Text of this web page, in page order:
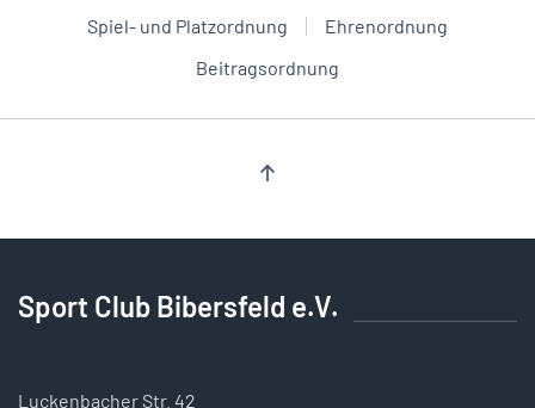
Spiel- und Platzordnung
Ehrenordnung
Beitragsordnung
Sport Club Bibersfeld e.V.
Luckenbacher Str. 42